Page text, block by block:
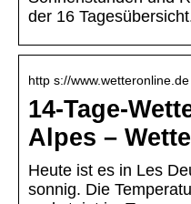
der 16
http s://
14-Tage-
Alpes –
Heute ist es in Les
sonnig. Die